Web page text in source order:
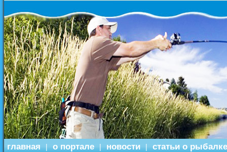
главная | о портале | новости | статьи о рыбалке